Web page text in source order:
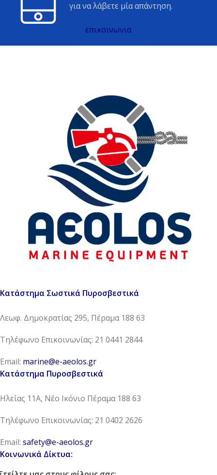
για να λάβετε μία απάντηση.
επικοινωνια
Κατάστημα Σωστικά Πυροσβεστικά
Λεωφ. Δημοκρατίας 295, Πέραμα 188 63
Τηλέφωνο Επικοινωνίας: 21 0441 2844
Email: marine@e-aeolos.gr
Κατάστημα Πυροσβεστικά
Ηλείας 11Α, Νέο Ικόνιο Πέραμα 188 63
Τηλέφωνο Επικοινωνίας: 21 0402 2626
Email: safety@e-aeolos.gr
Κοινωνικά Δίκτυα: